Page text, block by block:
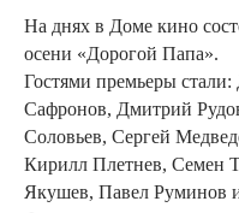
На днях в Доме кино
осени «Дорогой Папа».
Гостями премьеры
Сафронов, Дмитрий
Соловьев, Сергей
Кирилл Плетнев, Семен
Якушев, Павел Руминов